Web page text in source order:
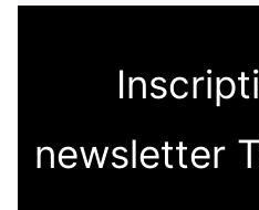
newsletter